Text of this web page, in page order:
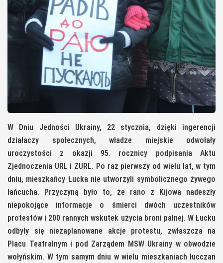
W Dniu Jedności Ukrainy, 22 stycznia, dzięki ingerencji
działaczy społecznych, władze miejskie odwołały
uroczystości z okazji 95. rocznicy podpisania Aktu
Zjednoczenia URL i ZURL. Po raz pierwszy od wielu lat, w tym
dniu, mieszkańcy Łucka nie utworzyli symbolicznego żywego
łańcucha. Przyczyną było to, że rano z Kijowa nadeszły
niepokojące informacje o śmierci dwóch uczestników
protestów i 200 rannych wskutek użycia broni palnej. W Łucku
odbyły się niezaplanowane akcje protestu, zwłaszcza na
Placu Teatralnym i pod Zarządem MSW Ukrainy w obwodzie
wołyńskim. W tym samym dniu w wielu mieszkaniach łucczan